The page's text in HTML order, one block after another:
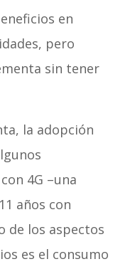
en
pero
sin tener
la adopción
4G –una
años con
de los aspectos
es el consumo